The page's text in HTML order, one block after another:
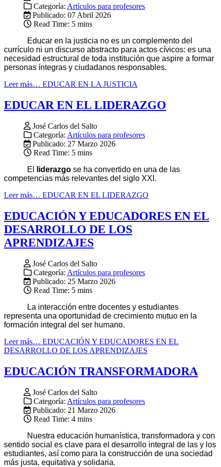
Categoría: Artículos para profesores
Publicado: 07 Abril 2026
Read Time: 5 mins
Educar en la justicia no es un complemento del
currículo ni un discurso abstracto para actos cívicos: es una
necesidad estructural de toda institución que aspire a formar
personas íntegras y ciudadanos responsables.
Leer más… EDUCAR EN LA JUSTICIA
EDUCAR EN EL LIDERAZGO
José Carlos del Salto
Categoría: Artículos para profesores
Publicado: 27 Marzo 2026
Read Time: 5 mins
El
liderazgo se ha convertido en una de las
competencias más relevantes del siglo XXI.
Leer más… EDUCAR EN EL LIDERAZGO
EDUCACIÓN Y EDUCADORES EN EL
DESARROLLO DE LOS
APRENDIZAJES
José Carlos del Salto
Categoría: Artículos para profesores
Publicado: 25 Marzo 2026
Read Time: 5 mins
La interacción entre docentes y estudiantes
representa una oportunidad de crecimiento mutuo en la
formación integral del ser humano.
Leer más… EDUCACIÓN Y EDUCADORES EN EL
DESARROLLO DE LOS APRENDIZAJES
EDUCACIÓN TRANSFORMADORA
José Carlos del Salto
Categoría: Artículos para profesores
Publicado: 21 Marzo 2026
Read Time: 4 mins
Nuestra educación humanística, transformadora y con
sentido social es clave para el desarrollo integral de las y los
estudiantes, así como para la construcción de una sociedad
más justa, equitativa y solidaria.